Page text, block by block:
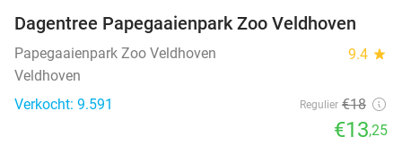
26%
Dagentree Papegaaienpark Zoo Veldhoven
Papegaaienpark Zoo Veldhoven 9.4 star
Veldhoven
Verkocht: 9.591
Regulier €18
€13,25